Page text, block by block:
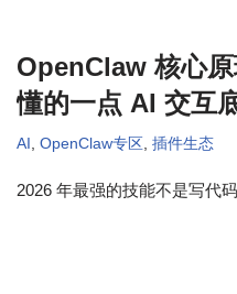
OpenClaw 核心
懂的一点 AI 交互
AI , OpenClaw专区 , 插件生态
2026 年最强的技能不是写代